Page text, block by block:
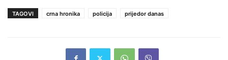
TAGOVI crna hronika policija prijedor danas